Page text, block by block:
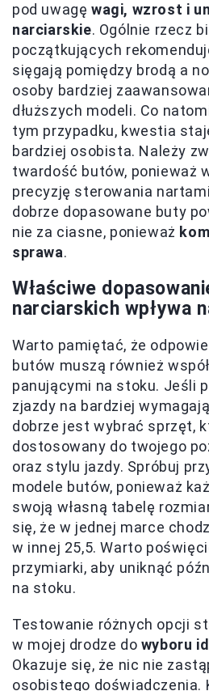
pod uwagę wagi, wzrost i
narciarskie. Ogólnie rzecz
początkujących
sięgają pomiędzy brodą a
osoby bardziej
dłuższych modeli. Co
tym przypadku, kwestia
bardziej osobista. Należy
twardość butów, ponieważ
precyzję sterowania
dobrze dopasowane buty
nie za ciasne, ponieważ
sprawa.
Właściwe
narciarskich wpływa
Warto pamiętać, że
butów muszą również
panującymi na stoku. Jeśli
zjazdy na bardziej
dobrze jest wybrać sprzęt,
dostosowany do twojego
oraz stylu jazdy. Spróbuj
modele butów, ponieważ
swoją własną tabelę
się, że w jednej marce
w innej 25,5. Warto
przymiarki, aby uniknąć
na stoku.
Testowanie różnych opcji
w mojej drodze do wyboru
Okazuje się, że nic nie
osobistego doświadczenia.